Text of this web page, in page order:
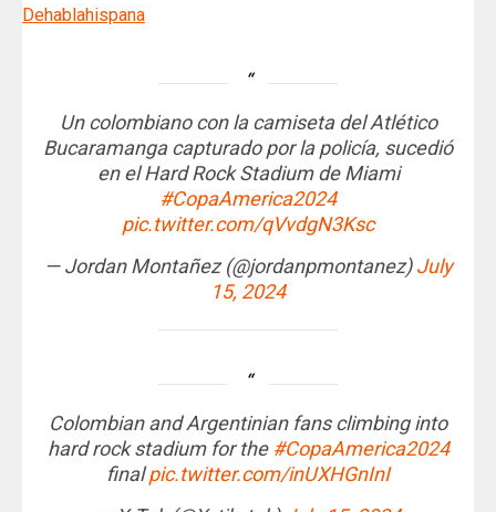
Dehablahispana
Un colombiano con la camiseta del Atlético
Bucaramanga capturado por la policía, sucedió
en el Hard Rock Stadium de Miami
#CopaAmerica2024
pic.twitter.com/qVvdgN3Ksc
— Jordan Montañez (@jordanpmontanez)July
15, 2024
Colombian and Argentinian fans climbing into
hard rock stadium for the #CopaAmerica2024
finalpic.twitter.com/inUXHGnInI